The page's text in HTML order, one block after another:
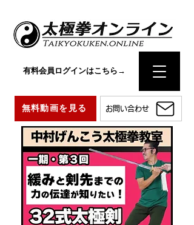
お問い合わせ
無料動画を見る
有料会員ログインはこちら→